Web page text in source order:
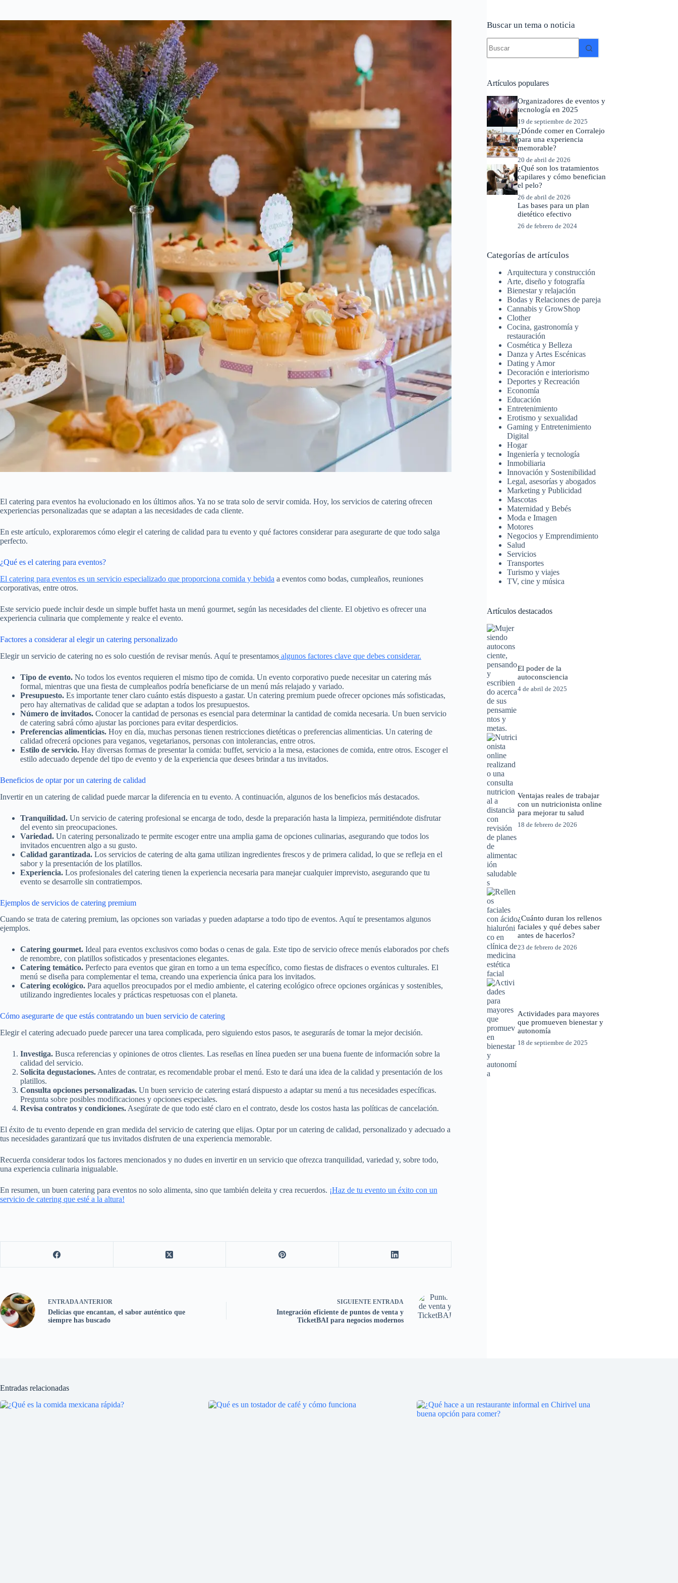
El catering para eventos ha evolucionado en los últimos años. Ya no se trata solo de servir comida. Hoy, los servicios de catering ofrecen
experiencias personalizadas que se adaptan a las necesidades de cada cliente.
En este artículo, exploraremos cómo elegir el catering de calidad para tu evento y qué factores considerar para asegurarte de que todo salga
perfecto.
¿Qué es el catering para eventos?
El catering para eventos es un servicio especializado que proporciona comida y bebida a eventos como bodas, cumpleaños, reuniones
corporativas, entre otros.
Este servicio puede incluir desde un simple buffet hasta un menú gourmet, según las necesidades del cliente. El objetivo es ofrecer una
experiencia culinaria que complemente y realce el evento.
Factores a considerar al elegir un catering personalizado
Elegir un servicio de catering no es solo cuestión de revisar menús. Aquí te presentamos algunos factores clave que debes considerar.
Tipo de evento. No todos los eventos requieren el mismo tipo de comida. Un evento corporativo puede necesitar un catering más
formal, mientras que una fiesta de cumpleaños podría beneficiarse de un menú más relajado y variado.
Presupuesto. Es importante tener claro cuánto estás dispuesto a gastar. Un catering premium puede ofrecer opciones más sofisticadas,
pero hay alternativas de calidad que se adaptan a todos los presupuestos.
Número de invitados. Conocer la cantidad de personas es esencial para determinar la cantidad de comida necesaria. Un buen servicio
de catering sabrá cómo ajustar las porciones para evitar desperdicios.
Preferencias alimenticias. Hoy en día, muchas personas tienen restricciones dietéticas o preferencias alimenticias. Un catering de
calidad ofrecerá opciones para veganos, vegetarianos, personas con intolerancias, entre otros.
Estilo de servicio. Hay diversas formas de presentar la comida: buffet, servicio a la mesa, estaciones de comida, entre otros. Escoger el
estilo adecuado depende del tipo de evento y de la experiencia que desees brindar a tus invitados.
Beneficios de optar por un catering de calidad
Invertir en un catering de calidad puede marcar la diferencia en tu evento. A continuación, algunos de los beneficios más destacados.
Tranquilidad. Un servicio de catering profesional se encarga de todo, desde la preparación hasta la limpieza, permitiéndote disfrutar
del evento sin preocupaciones.
Variedad. Un catering personalizado te permite escoger entre una amplia gama de opciones culinarias, asegurando que todos los
invitados encuentren algo a su gusto.
Calidad garantizada. Los servicios de catering de alta gama utilizan ingredientes frescos y de primera calidad, lo que se refleja en el
sabor y la presentación de los platillos.
Experiencia. Los profesionales del catering tienen la experiencia necesaria para manejar cualquier imprevisto, asegurando que tu
evento se desarrolle sin contratiempos.
Ejemplos de servicios de catering premium
Cuando se trata de catering premium, las opciones son variadas y pueden adaptarse a todo tipo de eventos. Aquí te presentamos algunos
ejemplos.
Catering gourmet. Ideal para eventos exclusivos como bodas o cenas de gala. Este tipo de servicio ofrece menús elaborados por chefs
de renombre, con platillos sofisticados y presentaciones elegantes.
Catering temático. Perfecto para eventos que giran en torno a un tema específico, como fiestas de disfraces o eventos culturales. El
menú se diseña para complementar el tema, creando una experiencia única para los invitados.
Catering ecológico. Para aquellos preocupados por el medio ambiente, el catering ecológico ofrece opciones orgánicas y sostenibles,
utilizando ingredientes locales y prácticas respetuosas con el planeta.
Cómo asegurarte de que estás contratando un buen servicio de catering
Elegir el catering adecuado puede parecer una tarea complicada, pero siguiendo estos pasos, te asegurarás de tomar la mejor decisión.
Investiga. Busca referencias y opiniones de otros clientes. Las reseñas en línea pueden ser una buena fuente de información sobre la
calidad del servicio.
Solicita degustaciones. Antes de contratar, es recomendable probar el menú. Esto te dará una idea de la calidad y presentación de los
platillos.
Consulta opciones personalizadas. Un buen servicio de catering estará dispuesto a adaptar su menú a tus necesidades específicas.
Pregunta sobre posibles modificaciones y opciones especiales.
Revisa contratos y condiciones. Asegúrate de que todo esté claro en el contrato, desde los costos hasta las políticas de cancelación.
El éxito de tu evento depende en gran medida del servicio de catering que elijas. Optar por un catering de calidad, personalizado y adecuado a
tus necesidades garantizará que tus invitados disfruten de una experiencia memorable.
Recuerda considerar todos los factores mencionados y no dudes en invertir en un servicio que ofrezca tranquilidad, variedad y, sobre todo,
una experiencia culinaria inigualable.
En resumen, un buen catering para eventos no solo alimenta, sino que también deleita y crea recuerdos. ¡Haz de tu evento un éxito con un
servicio de catering que esté a la altura!
ENTRADA ANTERIOR
Delicias que encantan, el sabor auténtico que
siempre has buscado
SIGUIENTEENTRADA
Integración eficiente de puntos de venta y
TicketBAI para negocios modernos
Buscar un tema o noticia
resultados
Artículos populares
Organizadores de eventos y
tecnología en 2025
19 de septiembre de 2025
¿Dónde comer en Corralejo
para una experiencia
memorable?
20 de abril de 2026
¿Qué son los tratamientos
capilares y cómo benefician
el pelo?
26 de abril de 2026
Las bases para un plan
dietético efectivo
26 de febrero de 2024
Categorías de artículos
Arquitectura y construcción
Arte, diseño y fotografía
Bienestar y relajación
Bodas y Relaciones de pareja
Cannabis y GrowShop
Clother
Cocina, gastronomía y
restauración
Cosmética y Belleza
Danza y Artes Escénicas
Dating y Amor
Decoración e interiorismo
Deportes y Recreación
Economía
Educación
Entretenimiento
Erotismo y sexualidad
Gaming y Entretenimiento
Digital
Hogar
Ingeniería y tecnología
Inmobiliaria
Innovación y Sostenibilidad
Legal, asesorías y abogados
Marketing y Publicidad
Mascotas
Maternidad y Bebés
Moda e Imagen
Motores
Negocios y Emprendimiento
Salud
Servicios
Transportes
Turismo y viajes
TV, cine y música
Artículos destacados
El poder de la
autoconsciencia
4 de abril de 2025
Ventajas reales de trabajar
con un nutricionista online
para mejorar tu salud
18 de febrero de 2026
¿Cuánto duran los rellenos
faciales y qué debes saber
antes de hacerlos?
23 de febrero de 2026
Actividades para mayores
que promueven bienestar y
autonomía
18 de septiembre de 2025
Entradas relacionadas